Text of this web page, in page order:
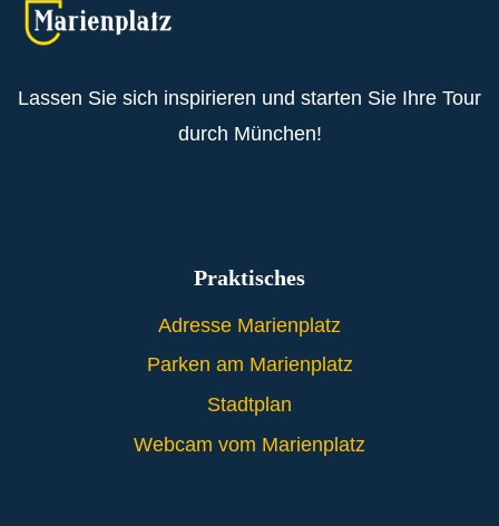
Lassen Sie sich inspirieren und starten Sie Ihre Tour
durch München!
Praktisches
Adresse Marienplatz
Parken am Marienplatz
Stadtplan
Webcam vom Marienplatz